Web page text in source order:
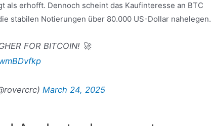
als erhofft. Dennoch scheint das Kaufinteresse an BTC
stabilen Notierungen über 80.000 US-Dollar nahelegen.
FOR BITCOIN! 🚀
March 24, 2025